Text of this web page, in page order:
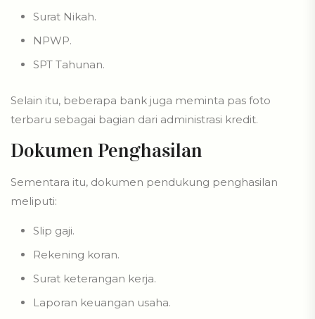
Surat Nikah.
NPWP.
SPT Tahunan.
Selain itu, beberapa bank juga meminta pas foto
terbaru sebagai bagian dari administrasi kredit.
Dokumen Penghasilan
Sementara itu, dokumen pendukung penghasilan
meliputi:
Slip gaji.
Rekening koran.
Surat keterangan kerja.
Laporan keuangan usaha.